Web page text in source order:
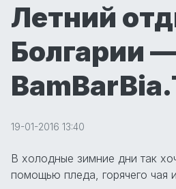
Летний
Болгарии
19-01-2016 13:40
В холодные зимние дни так
помощью пледа, горячего чая